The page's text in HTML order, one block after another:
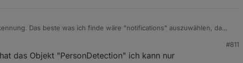
Das beste was ich finde wäre "notifications" auszuwählen, da
#811
das Objekt "PersonDetection" ich kann nur